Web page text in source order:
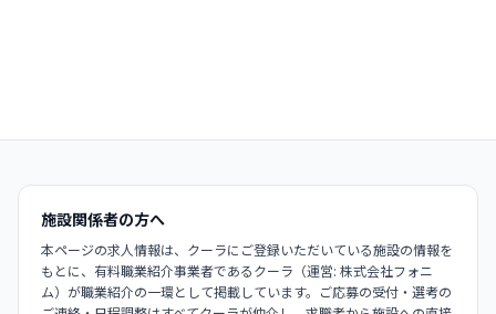
施設関係者の方へ
本ページの求人情報は、クーラにご登録いただいている施設の情報を
もとに、有料職業紹介事業者であるクーラ（運営: 株式会社フォニ
ム）が職業紹介の一環として掲載しています。ご応募の受付・選考の